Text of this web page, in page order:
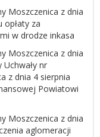
Moszczenica z dnia
opłaty za
w drodze inkasa
Moszczenica z dnia
nr
z dnia 4 sierpnia
Powiatowi
Moszczenica z dnia
aglomeracji